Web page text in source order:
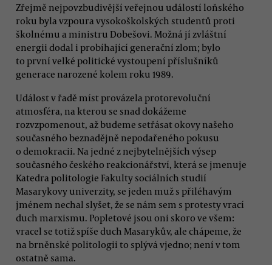
Zřejmě nejpovzbudivější veřejnou událostí loňského
roku byla vzpoura vysokoškolských studentů proti
školnému a ministru Dobešovi. Možná jí zvláštní
energii dodal i probíhající generační zlom; bylo
to první velké politické vystoupení příslušníků
generace narozené kolem roku 1989.
Událost v řadě míst provázela protorevoluční
atmosféra, na kterou se snad dokážeme
rozvzpomenout, až budeme setřásat okovy našeho
současného beznadějně nepodařeného pokusu
o demokracii. Na jedné z nejbytelnějších výsep
současného českého reakcionářství, která se jmenuje
Katedra politologie Fakulty sociálních studií
Masarykovy univerzity, se jeden muž s přiléhavým
jménem nechal slyšet, že se nám sem s protesty vrací
duch marxismu. Popletové jsou oni skoro ve všem:
vracel se totiž spíše duch Masarykův, ale chápeme, že
na brněnské politologii to splývá vjedno; není v tom
ostatně sama.